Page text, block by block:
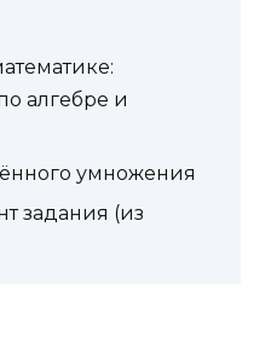
алгебре и
умножения
задания (из